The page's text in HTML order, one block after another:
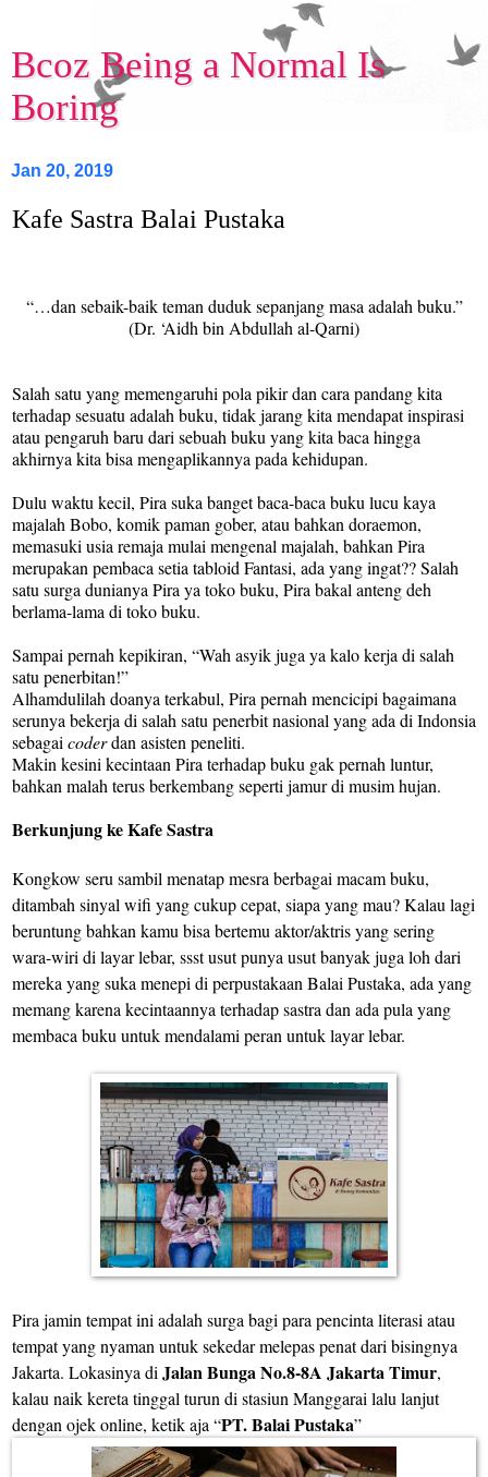
Bcoz Being a Normal Is
Boring
Jan 20, 2019
Kafe Sastra Balai Pustaka
“…dan sebaik-baik teman duduk sepanjang masa adalah buku.”
(Dr. ‘Aidh bin Abdullah al-Qarni)
Salah satu yang memengaruhi pola pikir dan cara pandang kita
terhadap sesuatu adalah buku, tidak jarang kita mendapat inspirasi
atau pengaruh baru dari sebuah buku yang kita baca hingga
akhirnya kita bisa mengaplikannya pada kehidupan.
Dulu waktu kecil, Pira suka banget baca-baca buku lucu kaya
majalah Bobo, komik paman gober, atau bahkan doraemon,
memasuki usia remaja mulai mengenal majalah, bahkan Pira
merupakan pembaca setia tabloid Fantasi, ada yang ingat?? Salah
satu surga dunianya Pira ya toko buku, Pira bakal anteng deh
berlama-lama di toko buku.
Sampai pernah kepikiran, “Wah asyik juga ya kalo kerja di salah
satu penerbitan!”
Alhamdulilah doanya terkabul, Pira pernah mencicipi bagaimana
serunya bekerja di salah satu penerbit nasional yang ada di Indonsia
sebagai coderdan asisten peneliti.
Makin kesini kecintaan Pira terhadap buku gak pernah luntur,
bahkan malah terus berkembang seperti jamur di musim hujan.
Berkunjung ke Kafe Sastra
Kongkow seru sambil menatap mesra berbagai macam buku,
ditambah sinyal wifi yang cukup cepat, siapa yang mau? Kalau lagi
beruntung bahkan kamu bisa bertemu aktor/aktris yang sering
wara-wiri di layar lebar, ssst usut punya usut banyak juga loh dari
mereka yang suka menepi di perpustakaan Balai Pustaka, ada yang
memang karena kecintaannya terhadap sastra dan ada pula yang
membaca buku untuk mendalami peran untuk layar lebar.
Pira jamin tempat ini adalah surga bagi para pencinta literasi atau
tempat yang nyaman untuk sekedar melepas penat dari bisingnya
Jakarta. Lokasinya di Jalan Bunga No.8-8A Jakarta Timur,
kalau naik kereta tinggal turun di stasiun Manggarai lalu lanjut
dengan ojek online, ketik aja “PT. Balai Pustaka”